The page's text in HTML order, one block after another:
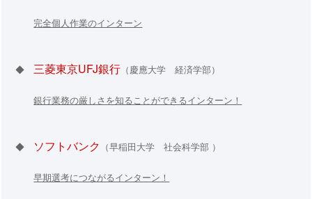
完全個人作業のインターン
◆三菱東京UFJ銀行 （慶應大学 経済学部）
銀行業務の厳しさを知ることができるインターン！
◆ ソフトバンク （早稲田大学 社会科学部 ）
早期選考につながるインターン！